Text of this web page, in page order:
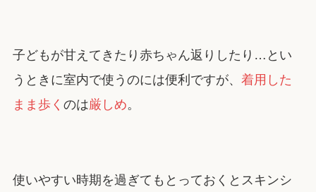
子どもが甘えてきたり赤ちゃん返りしたり…とい
うときに室内で使うのには便利ですが、 着用した
まま歩く のは厳しめ。
使いやすい時期を過ぎてもとっておくとスキンシ